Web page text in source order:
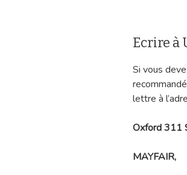
Ecrire à
Si vous
lettre à
Oxford 311
MAYFAIR,